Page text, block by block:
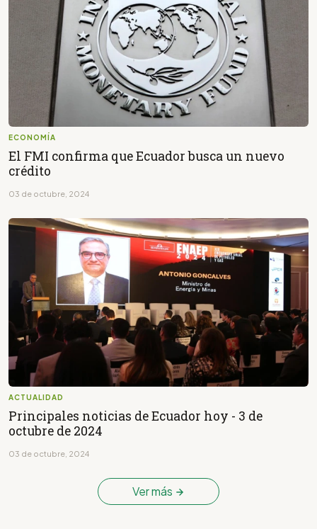
ECONOMÍA
El FMI confirma que Ecuador busca un nuevo
crédito
03 de octubre, 2024
ACTUALIDAD
Principales noticias de Ecuador hoy - 3 de
octubre de 2024
03 de octubre, 2024
Ver más